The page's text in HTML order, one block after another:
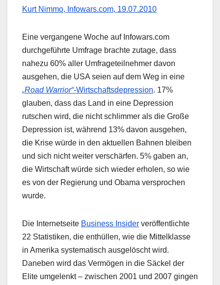
Kurt Nimmo, Infowars.com, 19.07.2010
Eine vergangene Woche auf Infowars.com
durchgeführte Umfrage brachte zutage, dass
nahezu 60% aller Umfrageteilnehmer davon
ausgehen, die USA seien auf dem Weg in eine
„Road Warrior“-Wirtschaftsdepression. 17%
glauben, dass das Land in eine Depression
rutschen wird, die nicht schlimmer als die Große
Depression ist, während 13% davon ausgehen,
die Krise würde in den aktuellen Bahnen bleiben
und sich nicht weiter verschärfen. 5% gaben an,
die Wirtschaft würde sich wieder erholen, so wie
es von der Regierung und Obama versprochen
wurde.
Die Internetseite Business Insider veröffentlichte
22 Statistiken, die enthüllen, wie die Mittelklasse
in Amerika systematisch ausgelöscht wird.
Daneben wird das Vermögen in die Säckel der
Elite umgelenkt – zwischen 2001 und 2007 gingen